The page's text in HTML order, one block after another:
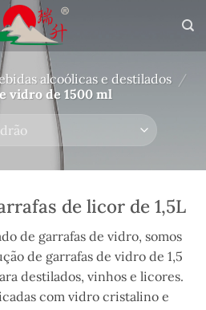
alcoólicas e destilados /
vidro de 1500 ml
de licor de 1,5L
de garrafas de vidro, somos
de garrafas de vidro de 1,5
destilados, vinhos e licores.
com vidro cristalino e